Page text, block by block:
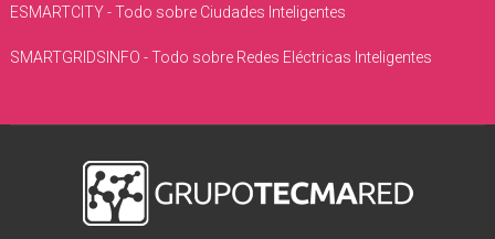
ESMARTCITY - Todo sobre Ciudades Inteligentes
SMARTGRIDSINFO - Todo sobre Redes Eléctricas Inteligentes